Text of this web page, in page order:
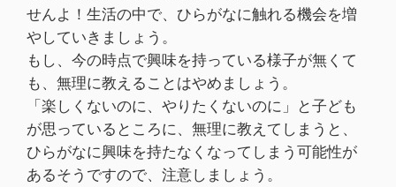
せんよ！生活の中で、ひらがなに触れる機会を増
やしていきましょう。
もし、今の時点で興味を持っている様子が無くて
も、無理に教えることはやめましょう。
「楽しくないのに、やりたくないのに」と子ども
が思っているところに、無理に教えてしまうと、
ひらがなに興味を持たなくなってしまう可能性が
あるそうですので、注意しましょう。